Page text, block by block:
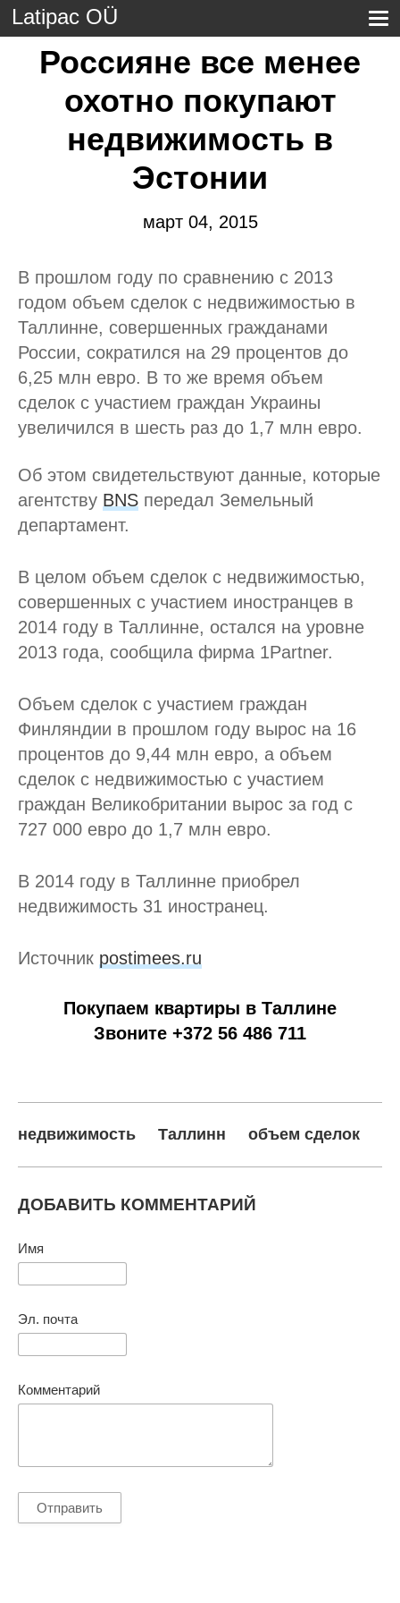
Latipac OÜ
Россияне все менее
охотно покупают
недвижимость в
Эстонии
март 04, 2015
В прошлом году по сравнению с 2013
годом объем сделок с недвижимостью в
Таллинне, совершенных гражданами
России, сократился на 29 процентов до
6,25 млн евро. В то же время объем
сделок с участием граждан Украины
увеличился в шесть раз до 1,7 млн евро.
Об этом свидетельствуют данные, которые
агентству BNS передал Земельный
департамент.
В целом объем сделок с недвижимостью,
совершенных с участием иностранцев в
2014 году в Таллинне, остался на уровне
2013 года, сообщила фирма 1Partner.
Объем сделок с участием граждан
Финляндии в прошлом году вырос на 16
процентов до 9,44 млн евро, а объем
сделок с недвижимостью с участием
граждан Великобритании вырос за год с
727 000 евро до 1,7 млн евро.
В 2014 году в Таллинне приобрел
недвижимость 31 иностранец.
Источник postimees.ru
Покупаем квартиры в Таллине
Звоните +372 56 486 711
недвижимость Таллинн объем сделок
ДОБАВИТЬ КОММЕНТАРИЙ
Имя
Эл. почта
Комментарий